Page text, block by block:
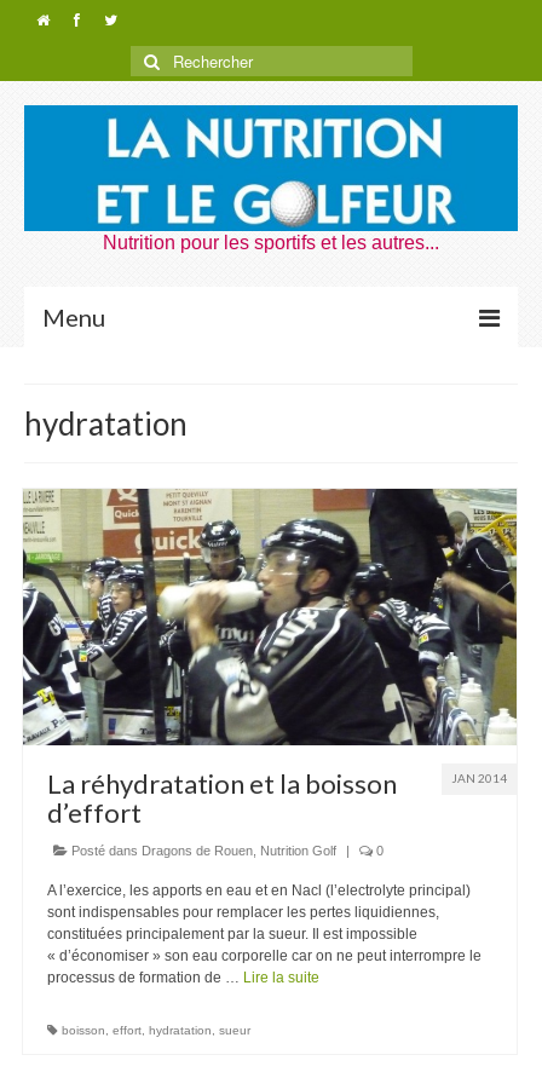
Nutrition pour les sportifs et les autres...
Menu
Nutrition Voyages
Recettes
Contact
hydratation
JAN 2014
La réhydratation et la boisson
d’effort
Posté dans Dragons de Rouen Nutrition Golf 0
A l’exercice, les apports en eau et en Nacl (l’electrolyte principal)
sont indispensables pour remplacer les pertes liquidiennes,
constituées principalement par la sueur. Il est impossible
« d’économiser » son eau corporelle car on ne peut interrompre le
processus de formation de … Lire la suite
boisson, effort, hydratation, sueur